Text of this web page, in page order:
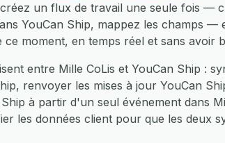
un flux de travail une seule fois —
YouCan Ship, mappez les champs —
moment, en temps réel et sans avoir
entre Mille CoLis et YouCan Ship :
renvoyer les mises à jour YouCan
à partir d'un seul événement dans
les données client pour que les deux